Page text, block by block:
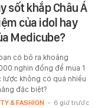
sốt khắp Châu Á
của idol hay
Medicube?
có bỏ ra khoảng
nghìn đồng để mua 1
lược không có quá nhiều
đặc biệt?
& FASHION - 6 giờ trước